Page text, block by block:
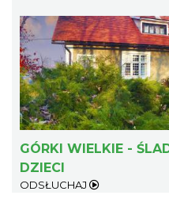
Brenna
7.09 km
Wakacyjna
GÓRKI WIELKIE -
DZIECI
ODSŁUCHAJ